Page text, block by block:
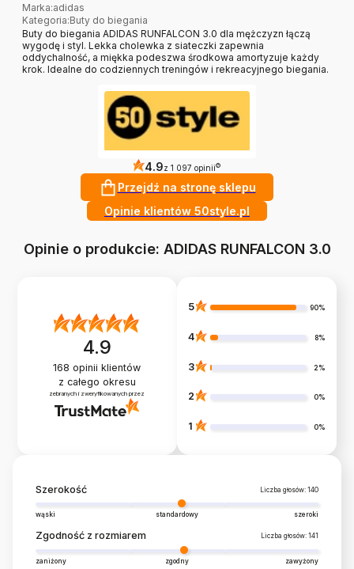
Marka:adidas
Kategoria:Buty do biegania
Buty do biegania ADIDAS RUNFALCON 3.0 dla mężczyzn łączą
wygodę i styl. Lekka cholewka z siateczki zapewnia
oddychalność, a miękka podeszwa środkowa amortyzuje każdy
krok. Idealne do codziennych treningów i rekreacyjnego biegania.
4.9z 1 097 opinii ?
Przejdź na stronę sklepu
Opinie klientów 50style.pl
Opinie o produkcie: ADIDAS RUNFALCON 3.0
4.9
168 opinii klientów
z całego okresu
zebranych i zweryfikowanych przez
5 90%
4 8%
3 2%
2 0%
1 0%
Szerokość Liczba głosów: 140
wąski standardowy szeroki
Zgodność z rozmiarem Liczba głosów: 141
zaniżony zgodny zawyżony